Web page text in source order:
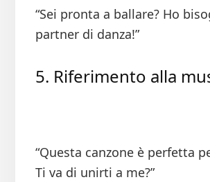
“Sei pronta a ballare? Ho
partner di danza!”
5. Riferimento alla
“Questa canzone è perfetta
Ti va di unirti a me?”